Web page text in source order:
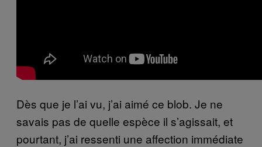
Dès que je l’ai vu, j’ai aimé ce blob. Je ne
savais pas de quelle espèce il s’agissait, et
pourtant, j’ai ressenti une affection immédiate